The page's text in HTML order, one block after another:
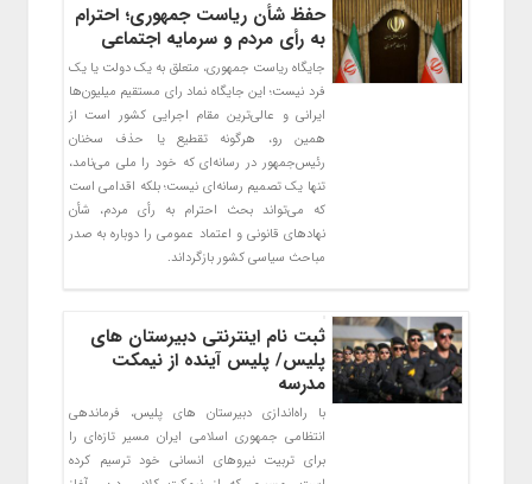
حفظ شأن ریاست‌ جمهوری؛ احترام
به رأی مردم و سرمایه اجتماعی
جایگاه ریاست‌ جمهوری، متعلق به یک دولت یا یک
فرد نیست؛ این جایگاه نماد رای مستقیم میلیون‌ها
ایرانی و عالی‌ترین مقام اجرایی کشور است از
همین رو، هرگونه تقطیع یا حذف سخنان
رئیس‌جمهور در رسانه‌ای که خود را ملی می‌نامد،
تنها یک تصمیم رسانه‌ای نیست؛ بلکه اقدامی است
که می‌تواند بحث احترام به رأی مردم، شأن
نهادهای قانونی و اعتماد عمومی را دوباره به صدر
مباحث سیاسی کشور بازگرداند.
ثبت نام اینترنتی دبیرستان‌ های
پلیس/ پلیس آینده از نیمکت
مدرسه
با راه‌اندازی دبیرستان‌ های پلیس، فرماندهی
انتظامی جمهوری اسلامی ایران مسیر تازه‌ای را
برای تربیت نیروهای انسانی خود ترسیم کرده